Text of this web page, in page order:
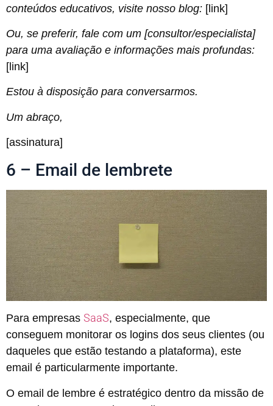
conteúdos educativos, visite nosso blog: [link]
Ou, se preferir, fale com um [consultor/especialista]
para uma avaliação e informações mais profundas:
[link]
Estou à disposição para conversarmos.
Um abraço,
[assinatura]
6 – Email de lembrete
Para empresas SaaS, especialmente, que
conseguem monitorar os logins dos seus clientes (ou
daqueles que estão testando a plataforma), este
email é particularmente importante.
O email de lembre é estratégico dentro da missão de